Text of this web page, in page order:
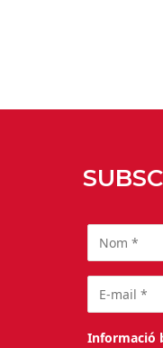
Informació